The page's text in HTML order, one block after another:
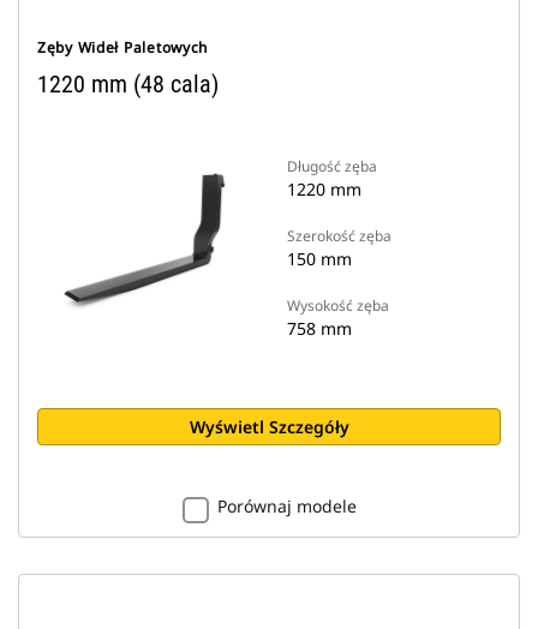
Zęby Wideł Paletowych
1220 mm (48 cala)
Długość zęba
1220 mm
Szerokość zęba
150 mm
Wysokość zęba
758 mm
Wyświetl Szczegóły
Porównaj modele